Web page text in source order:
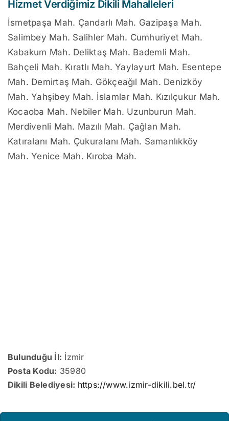
Hizmet Verdiğimiz Dikili Mahalleleri
İsmetpaşa Mah. Çandarlı Mah. Gazipaşa Mah.
Salimbey Mah. Salihler Mah. Cumhuriyet Mah.
Kabakum Mah. Deliktaş Mah. Bademli Mah.
Bahçeli Mah. Kıratlı Mah. Yaylayurt Mah. Esentepe
Mah. Demirtaş Mah. Gökçeağıl Mah. Denizköy
Mah. Yahşibey Mah. İslamlar Mah. Kızılçukur Mah.
Kocaoba Mah. Nebiler Mah. Uzunburun Mah.
Merdivenli Mah. Mazılı Mah. Çağlan Mah.
Katıralanı Mah. Çukuralanı Mah. Samanlıkköy
Mah. Yenice Mah. Kıroba Mah.
Bulunduğu İl: İzmir
Posta Kodu: 35980
Dikili Belediyesi: https://www.izmir-dikili.bel.tr/